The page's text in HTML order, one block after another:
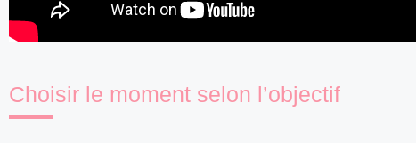
Choisir le moment selon l’objectif